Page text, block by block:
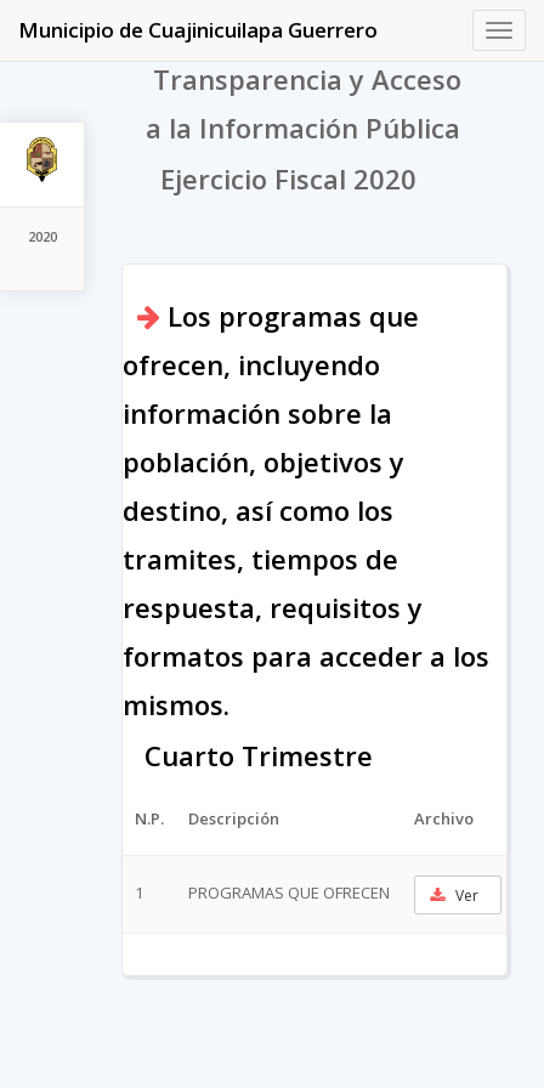
2020
Municipio de Cuajinicuilapa Guerrero
Transparencia y Acceso
a la Información Pública
Ejercicio Fiscal 2020
Los programas que
ofrecen, incluyendo
información sobre la
población, objetivos y
destino, así como los
tramites, tiempos de
respuesta, requisitos y
formatos para acceder a los
mismos.
Cuarto Trimestre
N.P. Descripción Archivo
1 PROGRAMAS QUE OFRECEN Ver